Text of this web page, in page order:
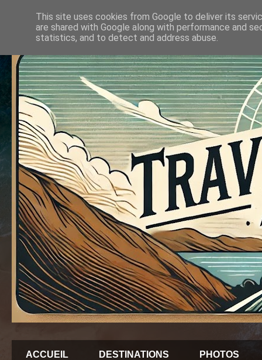
ACCUEIL DESTINATIONS PHOTOS
This site uses cookies from Google to deliver its
are shared with Google along with performance and
statistics, and to detect and address abuse.